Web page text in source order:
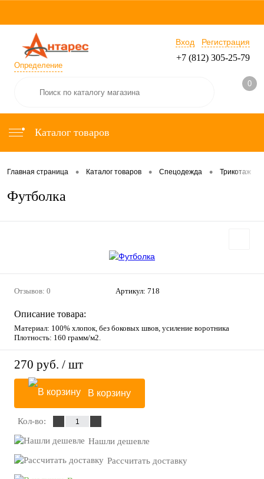
Определение
Вход Регистрация
+7 (812) 305-25-79
0
Каталог товаров
Главная страница • Каталог товаров • Спецодежда • Трикотаж
Футболка
Отзывов: 0 Артикул: 718
Описание товара:
Материал: 100% хлопок, без боковых швов, усиление воротника
Плотность: 160 грамм/м2.
270 руб. / шт
В корзину
Кол-во:
Нашли дешевле
Рассчитать доставку